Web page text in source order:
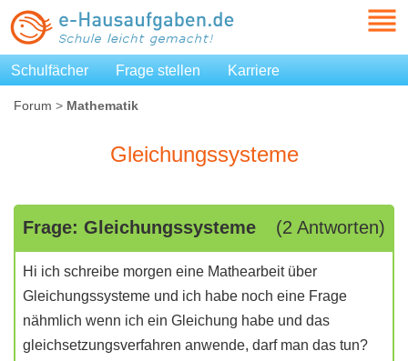
Schulfächer Frage stellen Karriere
Forum > Mathematik
Gleichungssysteme
Frage: Gleichungssysteme (2 Antworten)
Hi ich schreibe morgen eine Mathearbeit über
Gleichungssysteme und ich habe noch eine Frage
nähmlich wenn ich ein Gleichung habe und das
gleichsetzungsverfahren anwende, darf man das tun?